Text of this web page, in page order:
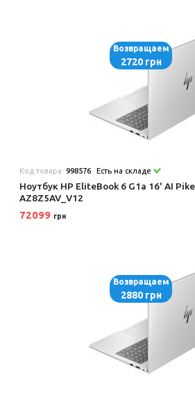
Возвращаем
2720 грн
Код товара:998576 Есть на складе
Ноутбук HP EliteBook 6 G1a 16' AI
AZ8Z5AV_V12
72099 грн
Возвращаем
2880 грн